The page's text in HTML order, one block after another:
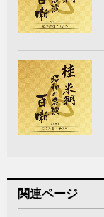
関連ページ